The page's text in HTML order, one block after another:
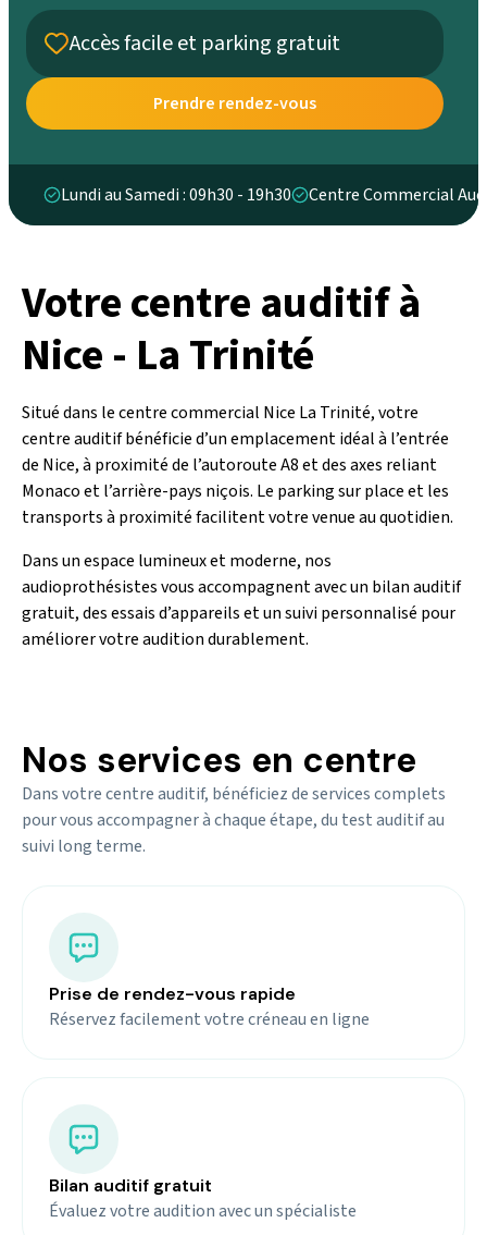
Accès facile et parking gratuit
Prendre rendez-vous
Lundi au Samedi : 09h30 - 19h30 Centre Commercial
Votre centre auditif à
Nice - La Trinité
Situé dans le centre commercial Nice La Trinité, votre
centre auditif bénéficie d’un emplacement idéal à l’entrée
de Nice, à proximité de l’autoroute A8 et des axes reliant
Monaco et l’arrière-pays niçois. Le parking sur place et les
transports à proximité facilitent votre venue au quotidien.
Dans un espace lumineux et moderne, nos
audioprothésistes vous accompagnent avec un bilan auditif
gratuit, des essais d’appareils et un suivi personnalisé pour
améliorer votre audition durablement.
Nos services en centre
Dans votre centre auditif, bénéficiez de services complets
pour vous accompagner à chaque étape, du test auditif au
suivi long terme.
Prise de rendez-vous rapide
Réservez facilement votre créneau en ligne
Bilan auditif gratuit
Évaluez votre audition avec un spécialiste